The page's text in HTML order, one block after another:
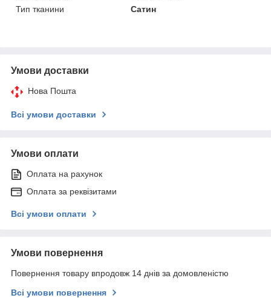
Тип тканини
Сатин
Умови доставки
Нова Пошта
Всі умови доставки
Умови оплати
Оплата на рахунок
Оплата за реквізитами
Всі умови оплати
Умови повернення
Повернення товару впродовж 14 днів за домовленістю
Всі умови повернення